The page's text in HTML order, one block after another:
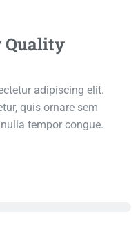
Quality
adipiscing elit.
quis ornare sem
tempor congue.